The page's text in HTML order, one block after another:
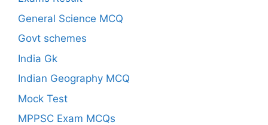
General Science MCQ
Govt schemes
India Gk
Indian Geography MCQ
Mock Test
MPPSC Exam MCQs